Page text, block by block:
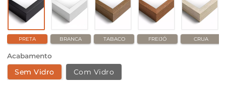
PRETA BRANCA TABACO FREIJÓ CRUA
Acabamento
Sem Vidro Com Vidro